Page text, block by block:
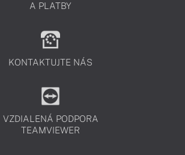
A PLATBY
KONTAKTUJTE NÁS
VZDIALENÁ PODPORA
TEAMVIEWER